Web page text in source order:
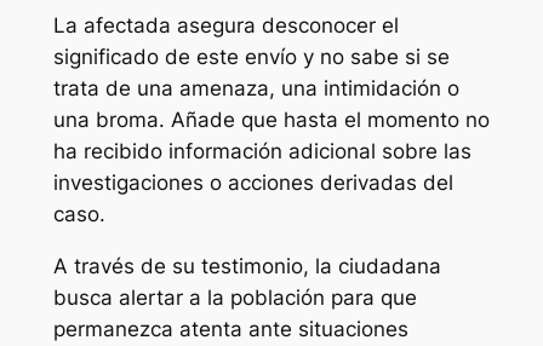
La afectada asegura desconocer el
significado de este envío y no sabe si se
trata de una amenaza, una intimidación o
una broma. Añade que hasta el momento no
ha recibido información adicional sobre las
investigaciones o acciones derivadas del
caso.
A través de su testimonio, la ciudadana
busca alertar a la población para que
permanezca atenta ante situaciones